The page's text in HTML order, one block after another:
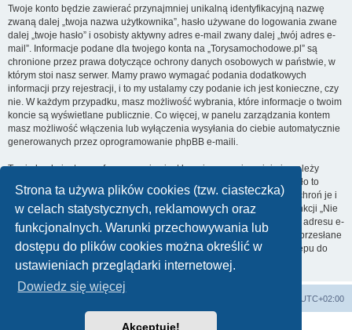
Strona ta używa plików cookies (tzw. ciasteczka)
w celach statystycznych, reklamowych oraz
funkcjonalnych. Warunki przechowywania lub
dostępu do plików cookies można określić w
ustawieniach przeglądarki internetowej.
Dowiedz się więcej
Akceptuję!
Twoje konto będzie zawierać przynajmniej unikalną identyfikacyjną nazwę
zwaną dalej „twoja nazwa użytkownika”, hasło używane do logowania zwane
dalej „twoje hasło” i osobisty aktywny adres e-mail zwany dalej „twój adres e-
mail”. Informacje podane dla twojego konta na „Torysamochodowe.pl” są
chronione przez prawa dotyczące ochrony danych osobowych w państwie, w
którym stoi nasz serwer. Mamy prawo wymagać podania dodatkowych
informacji przy rejestracji, i to my ustalamy czy podanie ich jest konieczne, czy
nie. W każdym przypadku, masz możliwość wybrania, które informacje o twoim
koncie są wyświetlane publicznie. Co więcej, w panelu zarządzania kontem
masz możliwość włączenia lub wyłączenia wysyłania do ciebie automatycznie
generowanych przez oprogramowanie phpBB e-maili.
Twoje hasło jest zaszyfrowane, więc jest bezpieczne, niemniej nie należy
używać tego samego hasła na różnych witrynach internetowych. Hasło to
umożliwia dostęp do twojego konta na „Torysamochodowe.pl”, więc chroń je i
w żadnym wypadku nie podawaj
nikomu. Jeśli je zapomnisz, użyj funkcji „Nie
pamiętam hasła”. Witryna poprosi cię o podanie nazwy użytkownika i adresu e-
mail. Po podaniu tych danych zostanie wygenerowane nowe hasło i przesłane
na podany przez ciebie adres e-mail. Umożliwi ono odzyskanie dostępu do
twojego konta.
UTC+02:00
Technologię dostarczaphpBB® Forum Software © phpBB Limited